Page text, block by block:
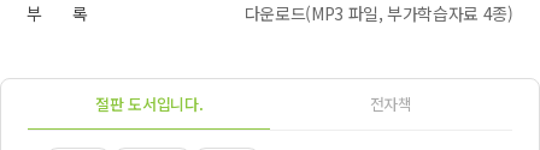
부 록 다운로드(MP3 파일, 부가학습자료 4종)
절판 도서입니다. 전자책